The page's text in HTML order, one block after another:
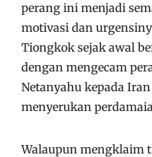
perang ini menjadi
motivasi dan
Tiongkok sejak awal
dengan mengecam
Netanyahu kepada
menyerukan
Walaupun mengklaim